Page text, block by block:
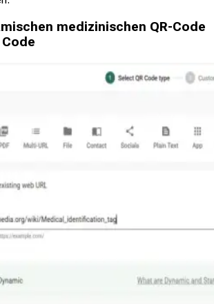
medizinischen QR-Code